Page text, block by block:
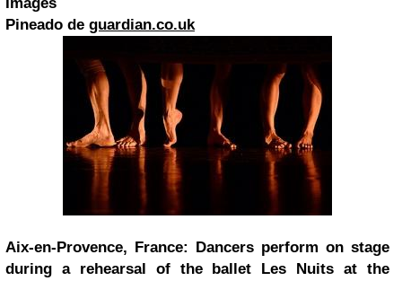
Pineado de guardian.co.uk
Aix-en-Provence, France: Dancers perform on stage
during a rehearsal of the ballet Les Nuits at the